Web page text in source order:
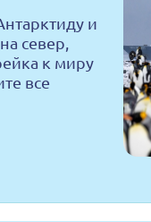
и
север,
к миру
все